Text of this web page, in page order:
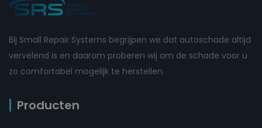
Bij Small Repair Systems begrijpen we dat autoschade altijd
vervelend is en daarom proberen wij om de schade voor u
zo comfortabel mogelijk te herstellen.
Producten